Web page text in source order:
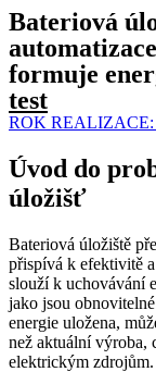
Bateriová
formuje
test
ROK REALIZACE:
Úvod do
úložišť
Bateriová úložiště
přispívá k efektivitě
slouží k uchovávání
jako jsou
energie uložena,
než aktuální výroba,
elektrickým zdrojům.